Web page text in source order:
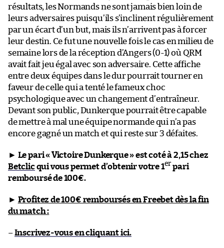
résultats, les Normands ne sont jamais bien loin de
leurs adversaires puisqu’ils s’inclinent régulièrement
par un écart d’un but, mais ils n’arrivent pas à forcer
leur destin. Ce fut une nouvelle fois le cas en milieu de
semaine lors de la réception d’Angers (0-1) où QRM
avait fait jeu égal avec son adversaire. Cette affiche
entre deux équipes dans le dur pourrait tourner en
faveur de celle qui a tenté le fameux choc
psychologique avec un changement d’entraîneur.
Devant son public, Dunkerque pourrait être capable
de mettre à mal une équipe normande qui n’a pas
encore gagné un match et qui reste sur 3 défaites.
► Le pari « Victoire Dunkerque » est coté à 2,15 chez
Betclicqui vous permet d’obtenir votre 1er pari
remboursé de 100€.
► Profitez de 100€ remboursés en Freebet dès la fin
du match :
–Inscrivez-vous en cliquant ici.